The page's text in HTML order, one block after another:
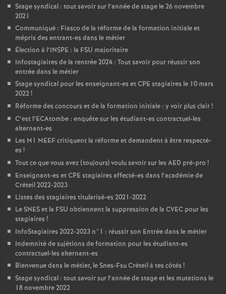
Stage syndical : tout savoir sur l’année de stage le 26 novembre
2021
Communiqué : Fiasco de la réforme de la formation initiale et
mépris des entrant-es dans le métier
Élection à l’INSPE : la FSU majoritaire
Infostagiaires de la rentrée 2024 : Tout savoir pour réussir son
entrée dans le métier
Stage syndical pour les enseignant-es etCPE stagiaires le 10 mars
2022!
Réforme des concours et de la formation initiale : y voir plus clair!
C’est l’ECAtombe : enquête sur les étudiant-es contractuel-les
alternant-es
Les M1 MEEFcritiquent la réforme et demandent à être respecté-
es !
Tout ce que vous avez (toujours) voulu savoir sur les AED pré-pro !
Enseignant-es etCPE stagiaires affecté-es dans l’académie de
Créteil 2022-2023
Listes des stagiaires titularisé-es 2021-2022
LeSNESet la FSU obtiennent la suppression de la CVEC pour les
stagiaires !
InfoStagiaires 2022-2023 n°1 : réussir son Entrée dans le métier
Indemnité de sujétions de formation pour les étudiant-es
contractuel-les alternant-es
Bienvenue dans le métier, le Snes-Fsu Créteil à tes côtés !
Stage syndical : tout savoir sur l’année de stage et les mutations le
18 novembre 2022